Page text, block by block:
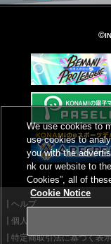
©
ヘルプ
個人情報等保護方針
特定商取引法に基づく表
We use cookies to
use cookies to
you with the
nk our website to
Cookies”, all of
Cookie Notice